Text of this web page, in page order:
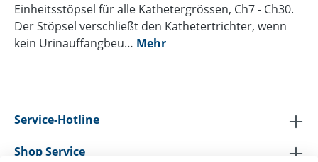
Einheitsstöpsel für alle Kathetergrössen, Ch7 - Ch30.
Der Stöpsel verschließt den Kathetertrichter, wenn
kein Urinauffangbeu… Mehr
Service-Hotline
Shop Service